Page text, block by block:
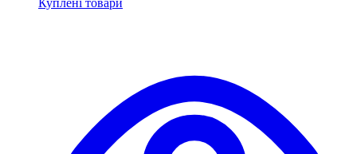
Куплені товари